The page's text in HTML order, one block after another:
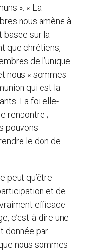
». « La
nous amène à
basée sur la
que chrétiens,
de l’unique
nous « sommes
qui est la
La foi elle-
rencontre ;
pouvons
le don de
peut qu’être
et de
efficace
c’est-à-dire une
donnée par
nous sommes